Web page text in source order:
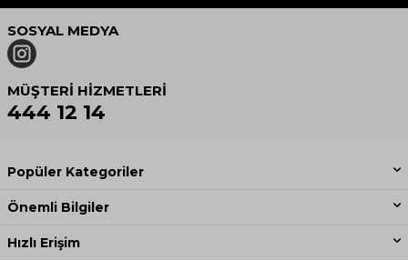
SOSYAL MEDYA
MÜŞTERI HIZMETLERI
444 12 14
Popüler Kategoriler
Önemli Bilgiler
Hızlı Erişim